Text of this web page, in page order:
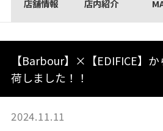
店舗情報 店内紹介
【Barbour】×【EDIFICE】か
荷しました！！
2024.11.11